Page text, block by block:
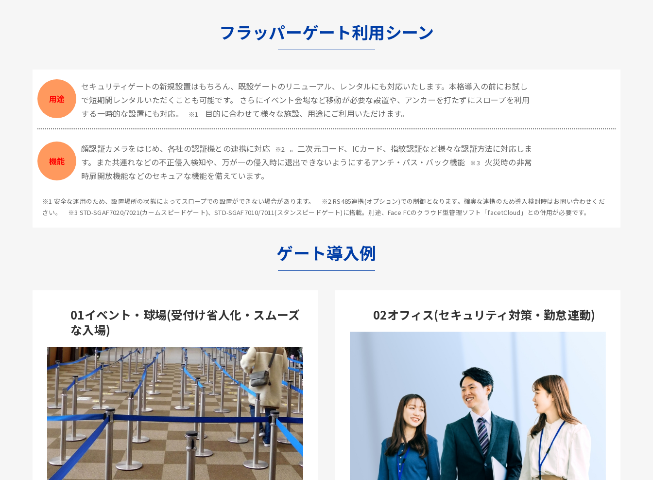
フラッパーゲート利用シーン
用途
セキュリティゲートの新規設置はもちろん、既設ゲートのリニューアル、レンタルにも対応いたします。本格導入の前にお試し
で短期間レンタルいただくことも可能です。 さらにイベント会場など移動が必要な設置や、アンカーを打たずにスロープを利用
する一時的な設置にも対応。
※1 目的に合わせて様々な施設、用途にご利用いただけます。
機能
顔認証カメラをはじめ、各社の認証機との連携に対応 ※2
。二次元コード、ICカード、指紋認証など様々な認証方法に対応しま
す。また共連れなどの不正侵入検知や、万が一の侵入時に退出できないようにするアンチ・パス・バック機能
※3
火災時の非常
時扉開放機能などのセキュアな機能を備えています。
※1 安全な運用のため、設置場所の状態によってスロープでの設置ができない場合があります。 ※2 RS485連携(オプション)での制御となります。確実な連携のため導入検討時はお問い合わせくだ
さい。 ※3 STD-SGAF7020/7021(カームスピードゲート)、STD-SGAF7010/7011(スタンスピードゲート)に搭載。別途、Face FCのクラウド型管理ソフト「facetCloud」との併用が必要です。
ゲート導入例
01イベント・球場(受付け省人化・スムーズ
な入場)
02オフィス(セキュリティ対策・勤怠連動)